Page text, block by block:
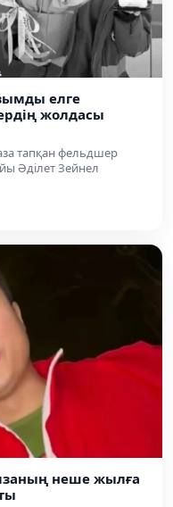
елге
жолдасы
тапқан фельдшер
Әділет Зейнел
неше жылға